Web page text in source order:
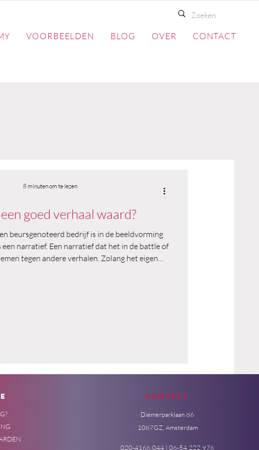
VOORBEELDEN BLOG OVER CONTACT
goed verhaal waard?
beursgenoteerd bedrijf is in de beeldvorming
een narratief. Een narratief dat het in de battle of
tegen andere verhalen. Zolang het eigen
8 minuten om te lezen
Contact
Diemerparklaan 86
1087GZ, Amsterdam
020-4166.044 | 06-54.222.976